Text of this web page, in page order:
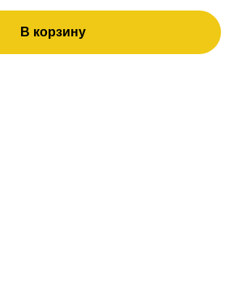
В корзину